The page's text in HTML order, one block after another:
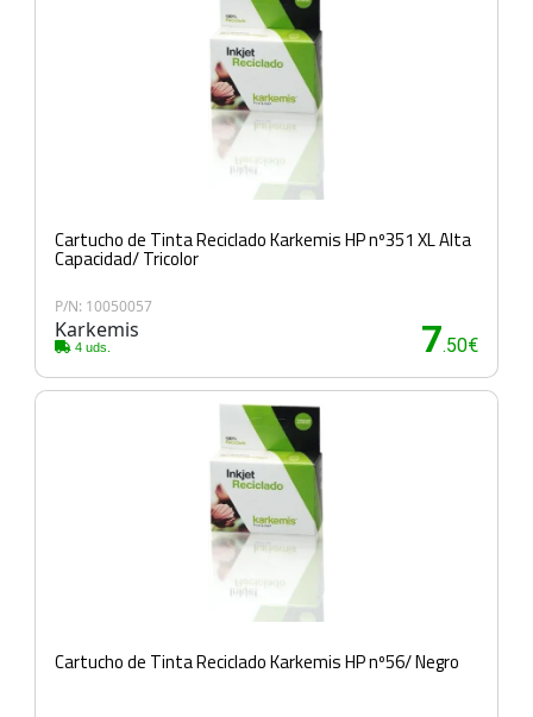
Cartucho de Tinta Reciclado Karkemis HP nº351 XL Alta
Capacidad/ Tricolor
P/N: 10050057
Karkemis
4 uds. 7.50€
Cartucho de Tinta Reciclado Karkemis HP nº56/ Negro